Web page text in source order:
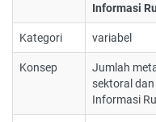
Informasi
Kategori variabel
Konsep
Jumlah
sektoral
Informasi